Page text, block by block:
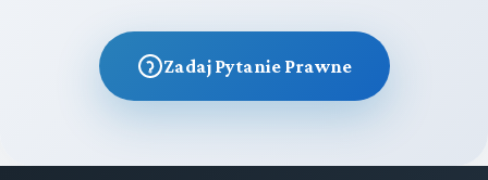
Zadaj Pytanie Prawne